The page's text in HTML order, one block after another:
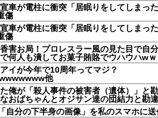
車が電柱に衝突「居眠りをしてしまっ
傷
車が電柱に衝突「居眠りをしてしまっ
傷
害お局！プロレスラー風の見た目で自
何人も潰してお菓子賄賂でウハウハwｗ
イが今年で10周年ってマジ？
他
俺が「殺人事件の被害者（遺体）」と
おばちゃんとオジサン達の団結力と勘
自分の下半身の画像」を私のスマホに